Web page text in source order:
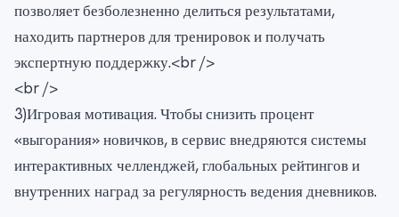
позволяет безболезненно делиться результатами,
находить партнеров для тренировок и получать
экспертную поддержку.<br />
<br />
3)Игровая мотивация. Чтобы снизить процент
«выгорания» новичков, в сервис внедряются системы
интерактивных челленджей, глобальных рейтингов и
внутренних наград за регулярность ведения дневников.